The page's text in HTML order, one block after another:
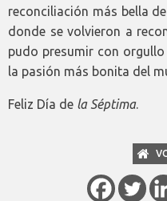
reconciliación más bella
donde se volvieron a
pudo presumir con
la pasión más bonita del
Feliz Día de la Séptima.